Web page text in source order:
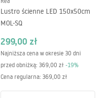
Lustro ścienne LED 150x50cm
MOL-SQ
299,00 zł
Najniższa cena w okresie 30 dni
przed obniżką: 369,00 zł -19%
Cena regularna: 369,00 zł